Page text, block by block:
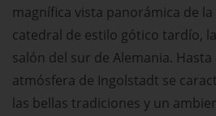
magnífica vista panorámica de
catedral de estilo gótico tardío,
salón del sur de Alemania. Hasta
atmósfera de Ingolstadt se
las bellas tradiciones y un